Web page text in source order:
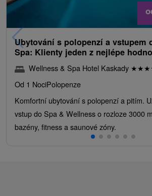
Ubytování s polopenzí a vstupem
Spa: Klienty jeden z nejlépe
Wellness & Spa Hotel Kaskady ★★★
Od 1 NociPolopenze
Komfortní ubytování s polopenzí a pitím.
vstup do Spa & Wellness o rozloze 3000
bazény, fitness a saunové zóny.